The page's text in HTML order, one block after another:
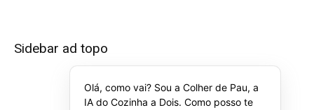
Sidebar ad topo
Olá, como vai? Sou a Colher de Pau, a
IA do Cozinha a Dois. Como posso te